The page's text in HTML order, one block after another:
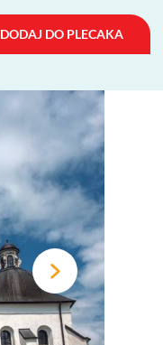
DODAJ DO PLECAKA